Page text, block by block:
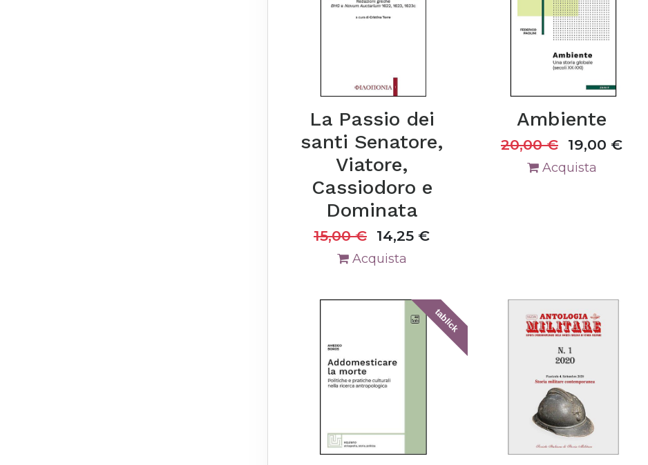
La Passio dei
santi Senatore,
Viatore,
Cassiodoro e
Dominata
15,00€ 14,25 €
Acquista
Ambiente
20,00€ 19,00 €
Acquista
tablick